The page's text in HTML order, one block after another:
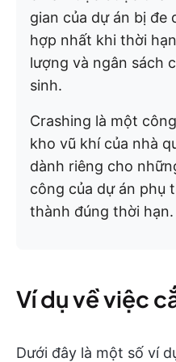
gian của dự án bị đe
hợp nhất khi thời
lượng và ngân sách
sinh.
Crashing là một
kho vũ khí của nhà
dành riêng cho
công của dự án phụ
thành đúng thời hạn.
Ví dụ về việc
Dưới đây là một số ví